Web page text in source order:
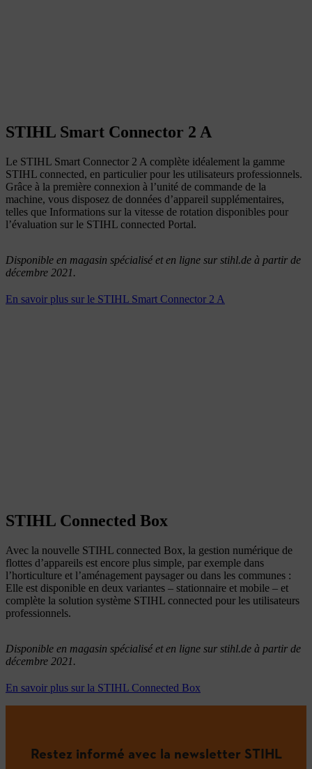
STIHL Smart Connector 2 A
Le STIHL Smart Connector 2 A complète idéalement la gamme
STIHL connected, en particulier pour les utilisateurs professionnels.
Grâce à la première connexion à l’unité de commande de la
machine, vous disposez de données d’appareil supplémentaires,
telles que Informations sur la vitesse de rotation disponibles pour
l’évaluation sur le STIHL connected Portal.
Disponible en magasin spécialisé et en ligne sur stihl.de à partir de
décembre 2021.
En savoir plus sur le STIHL Smart Connector 2 A
STIHL Connected Box
Avec la nouvelle STIHL connected Box, la gestion numérique de
flottes d’appareils est encore plus simple, par exemple dans
l’horticulture et l’aménagement paysager ou dans les communes :
Elle est disponible en deux variantes – stationnaire et mobile – et
complète la solution système STIHL connected pour les utilisateurs
professionnels.
Disponible en magasin spécialisé et en ligne sur stihl.de à partir de
décembre 2021.
En savoir plus sur la STIHL Connected Box
Restez informé avec la newsletter STIHL